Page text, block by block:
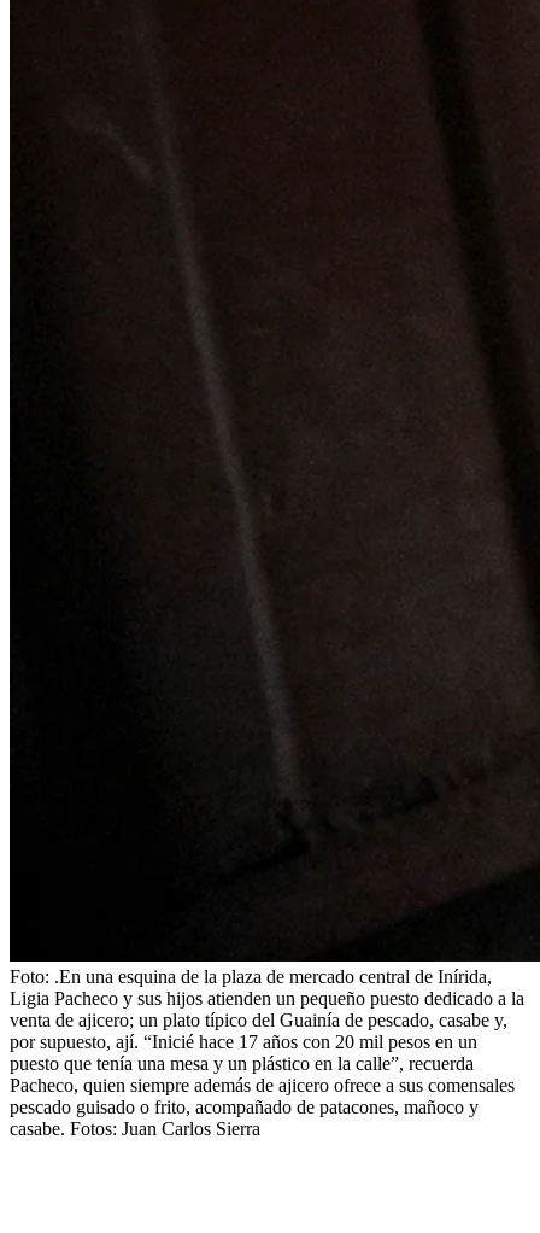
Foto: .En una esquina de la plaza de mercado central de Inírida,
Ligia Pacheco y sus hijos atienden un pequeño puesto dedicado a la
venta de ajicero; un plato típico del Guainía de pescado, casabe y,
por supuesto, ají. “Inicié hace 17 años con 20 mil pesos en un
puesto que tenía una mesa y un plástico en la calle”, recuerda
Pacheco, quien siempre además de ajicero ofrece a sus comensales
pescado guisado o frito, acompañado de patacones, mañoco y
casabe. Fotos: Juan Carlos Sierra